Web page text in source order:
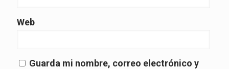
Web
Guarda mi nombre, correo electrónico y